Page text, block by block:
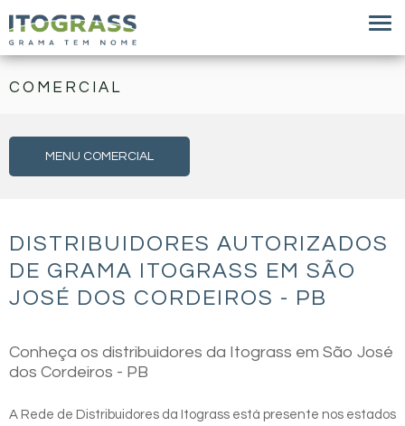
COMERCIAL
MENU COMERCIAL
DISTRIBUIDORES AUTORIZADOS
DE GRAMA ITOGRASS EM SÃO
JOSÉ DOS CORDEIROS - PB
Conheça os distribuidores da Itograss em São José
dos Cordeiros - PB
A Rede de Distribuidores da Itograss está presente nos estados